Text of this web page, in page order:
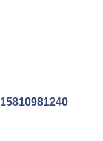
15810981240